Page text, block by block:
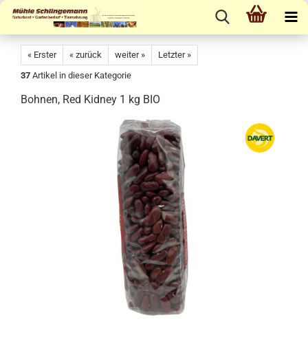
« Erster « zurück weiter »
Letzter »
37 Artikel in dieser Kategorie
Bohnen, Red Kidney 1 kg BIO